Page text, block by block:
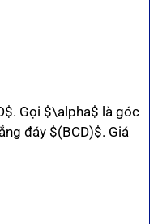
Gọi $\alpha$ là góc
đáy $(BCD)$. Giá